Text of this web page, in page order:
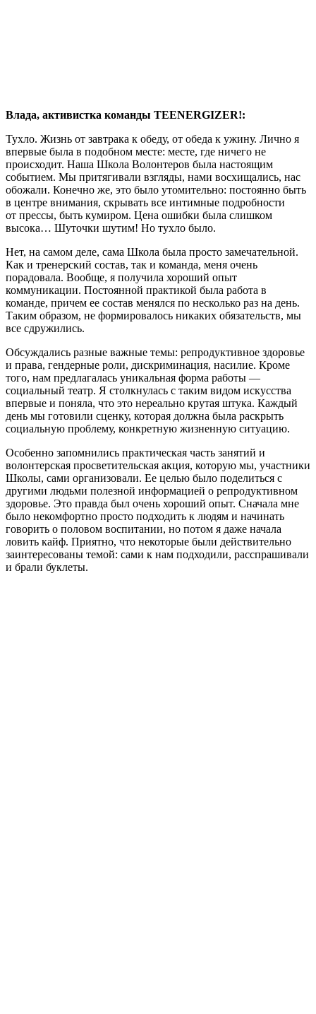
Влада, активистка команды TEENERGIZER!:
Тухло. Жизнь от завтрака к обеду, от обеда к ужину. Лично я
впервые была в подобном месте: месте, где ничего не
происходит. Наша Школа Волонтеров была настоящим
событием. Мы притягивали взгляды, нами восхищались, нас
обожали. Конечно же, это было утомительно: постоянно быть
в центре внимания, скрывать все интимные подробности
от прессы, быть кумиром. Цена ошибки была слишком
высока… Шуточки шутим! Но тухло было.
Нет, на самом деле, сама Школа была просто замечательной.
Как и тренерский состав, так и команда, меня очень
порадовала. Вообще, я получила хороший опыт
коммуникации. Постоянной практикой была работа в
команде, причем ее состав менялся по несколько раз на день.
Таким образом, не формировалось никаких обязательств, мы
все сдружились.
Обсуждались разные важные темы: репродуктивное здоровье
и права, гендерные роли, дискриминация, насилие. Кроме
того, нам предлагалась уникальная форма работы —
социальный театр. Я столкнулась с таким видом искусства
впервые и поняла, что это нереально крутая штука. Каждый
день мы готовили сценку, которая должна была раскрыть
социальную проблему, конкретную жизненную ситуацию.
Особенно запомнились практическая часть занятий и
волонтерская просветительская акция, которую мы, участники
Школы, сами организовали. Ее целью было поделиться с
другими людьми полезной информацией о репродуктивном
здоровье. Это правда был очень хороший опыт. Сначала мне
было некомфортно просто подходить к людям и начинать
говорить о половом воспитании, но потом я даже начала
ловить кайф. Приятно, что некоторые были действительно
заинтересованы темой: сами к нам подходили, расспрашивали
и брали буклеты.